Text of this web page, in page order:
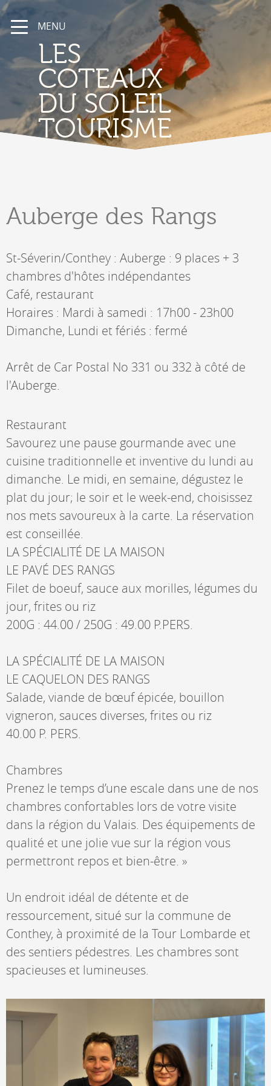
MENU
LES
COTEAUX
DU SOLEIL
TOURISME
Auberge des Rangs
St-Séverin/Conthey : Auberge : 9 places + 3
chambres d'hôtes indépendantes
Café, restaurant
Horaires : Mardi à samedi : 17h00 - 23h00
Dimanche, Lundi et fériés : fermé
Arrêt de Car Postal No 331 ou 332 à côté de
l'Auberge.
Restaurant
Savourez une pause gourmande avec une
cuisine traditionnelle et inventive du lundi au
dimanche. Le midi, en semaine, dégustez le
plat du jour; le soir et le week-end, choisissez
nos mets savoureux à la carte. La réservation
est conseillée.
LA SPÉCIALITÉ DE LA MAISON
LE PAVÉ DES RANGS
Filet de boeuf, sauce aux morilles, légumes du
jour, frites ou riz
200G : 44.00 / 250G : 49.00 P.PERS.
LA SPÉCIALITÉ DE LA MAISON
LE CAQUELON DES RANGS
Salade, viande de bœuf épicée, bouillon
vigneron, sauces diverses, frites ou riz
40.00 P. PERS.
Chambres
Prenez le temps d’une escale dans une de nos
chambres confortables lors de votre visite
dans la région du Valais. Des équipements de
qualité et une jolie vue sur la région vous
permettront repos et bien-être. »
Un endroit idéal de détente et de
ressourcement, situé sur la commune de
Conthey, à proximité de la Tour Lombarde et
des sentiers pédestres. Les chambres sont
spacieuses et lumineuses.